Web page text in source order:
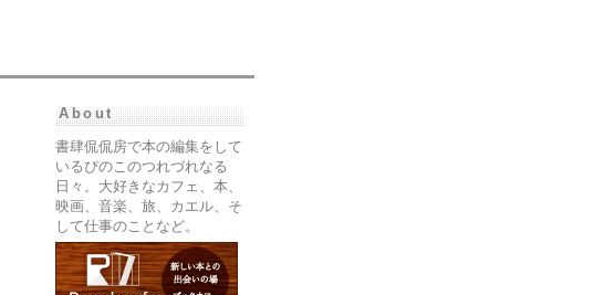
About
書肆侃侃房で本の編集をして
いるぴのこのつれづれなる
日々。大好きなカフェ、本、
映画、音楽、旅、カエル、そ
して仕事のことなど。